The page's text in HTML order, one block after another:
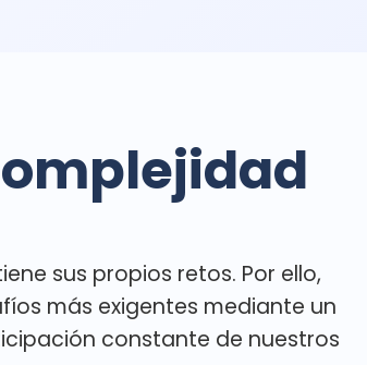
sus propios retos. Por ello,
más exigentes mediante un
constante de nuestros